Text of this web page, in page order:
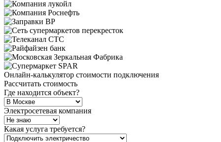
Онлайн-калькулятор стоимости подключения
Рассчитать стоимость
Где находится объект?
Электросетевая компания
Какая услуга требуется?